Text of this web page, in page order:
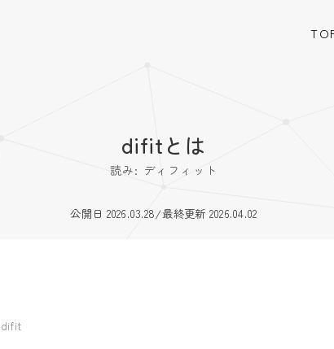
difitとは
読み: ディフィット
公開日 2026.03.28/最終更新 2026.04.02
difit